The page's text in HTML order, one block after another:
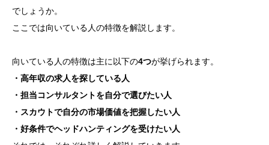
でしょうか。
ここでは向いている人の特徴を解説します。
向いている人の特徴は主に以下の4つが挙げられます。
・高年収の求人を探している人
・担当コンサルタントを自分で選びたい人
・スカウトで自分の市場価値を把握したい人
・好条件でヘッドハンティングを受けたい人